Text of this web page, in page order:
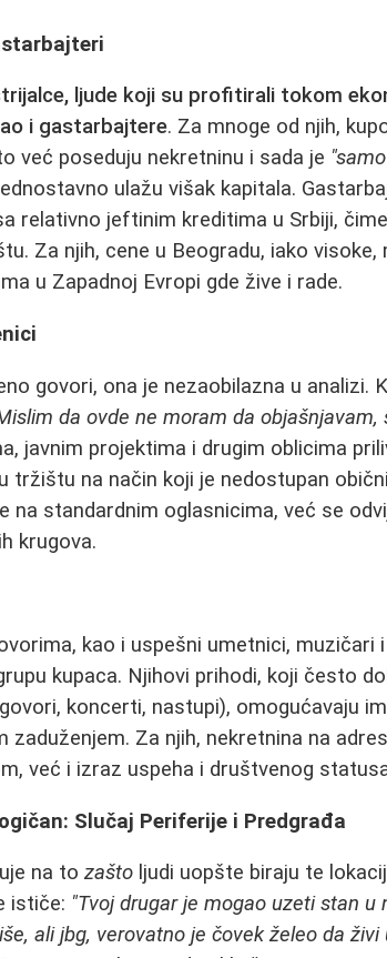
ljude koji su profitirali tokom
i gastarbajtere. Za mnoge od njih,
već poseduju nekretninu i sada je
ulažu višak kapitala.
relativno jeftinim kreditima u Srbiji,
Za njih, cene u Beogradu, iako visoke,
u Zapadnoj Evropi gde žive i rade.
govori, ona je nezaobilazna u analizi.
da ovde ne moram da objašnjavam,
javnim projektima i drugim oblicima
tržištu na način koji je nedostupan
na standardnim oglasnicima, već se
krugova.
kao i uspešni umetnici, muzičari
kupaca. Njihovi prihodi, koji često
koncerti, nastupi), omogućavaju
zaduženjem. Za njih, nekretnina na
već i izraz uspeha i društvenog
Slučaj Periferije i Predgrađa
na tozašto ljudi uopšte biraju te
ističe: "Tvoj drugar je mogao uzeti stan u
ali jbg, verovatno je čovek želeo da živi